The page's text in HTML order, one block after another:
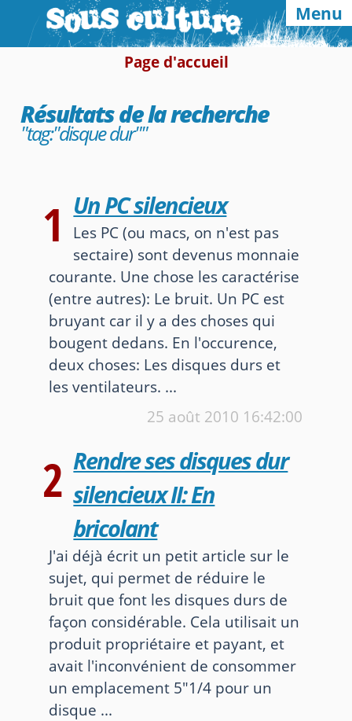
Menu
Home
Categories
Google
Autres sites et blogs
pieroxy.net
france.pieroxy.net
ignatzmouse.net
La maison Sourire
Page d'accueil
Résultats de la recherche
"tag:"disque dur""
1 Un PC silencieux
Les PC (ou macs, on n'est pas
sectaire) sont devenus monnaie
courante. Une chose les caractérise
(entre autres): Le bruit. Un PC est
bruyant car il y a des choses qui
bougent dedans. En l'occurence,
deux choses: Les disques durs et
les ventilateurs. ...
25 août 2010 16:42:00
2 Rendre ses disques dur
silencieux II: En
bricolant
J'ai déjà écrit un petit article sur le
sujet, qui permet de réduire le
bruit que font les disques durs de
façon considérable. Cela utilisait un
produit propriétaire et payant, et
avait l'inconvénient de consommer
un emplacement 5"1/4 pour un
disque ...